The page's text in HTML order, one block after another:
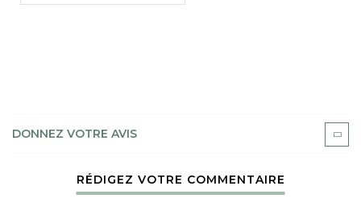
DONNEZ VOTRE AVIS
RÉDIGEZ VOTRE COMMENTAIRE